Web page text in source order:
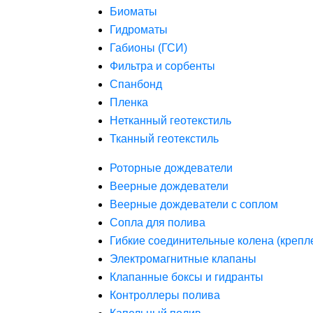
Биоматы
Гидроматы
Габионы (ГСИ)
Фильтра и сорбенты
Спанбонд
Пленка
Нетканный геотекстиль
Тканный геотекстиль
Роторные дождеватели
Веерные дождеватели
Веерные дождеватели с соплом
Сопла для полива
Гибкие соединительные колена
Электромагнитные клапаны
Клапанные боксы и гидранты
Контроллеры полива